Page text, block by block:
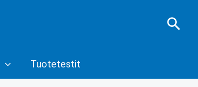
Hae
Tuotetestit